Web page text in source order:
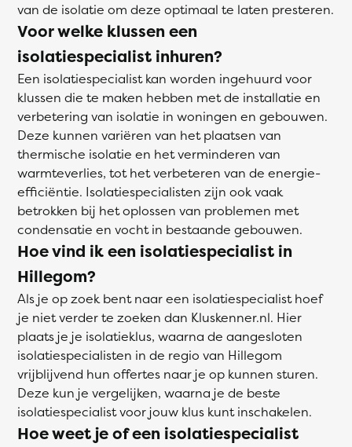
van de isolatie om deze optimaal te laten presteren.
Voor welke klussen een
isolatiespecialist inhuren?
Een isolatiespecialist kan worden ingehuurd voor
klussen die te maken hebben met de installatie en
verbetering van isolatie in woningen en gebouwen.
Deze kunnen variëren van het plaatsen van
thermische isolatie en het verminderen van
warmteverlies, tot het verbeteren van de energie-
efficiëntie. Isolatiespecialisten zijn ook vaak
betrokken bij het oplossen van problemen met
condensatie en vocht in bestaande gebouwen.
Hoe vind ik een isolatiespecialist in
Hillegom?
Als je op zoek bent naar een isolatiespecialist hoef
je niet verder te zoeken dan Kluskenner.nl. Hier
plaats je je isolatieklus, waarna de aangesloten
isolatiespecialisten in de regio van Hillegom
vrijblijvend hun offertes naar je op kunnen sturen.
Deze kun je vergelijken, waarna je de beste
isolatiespecialist voor jouw klus kunt inschakelen.
Hoe weet je of een isolatiespecialist